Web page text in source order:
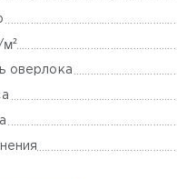
м²
оверлока